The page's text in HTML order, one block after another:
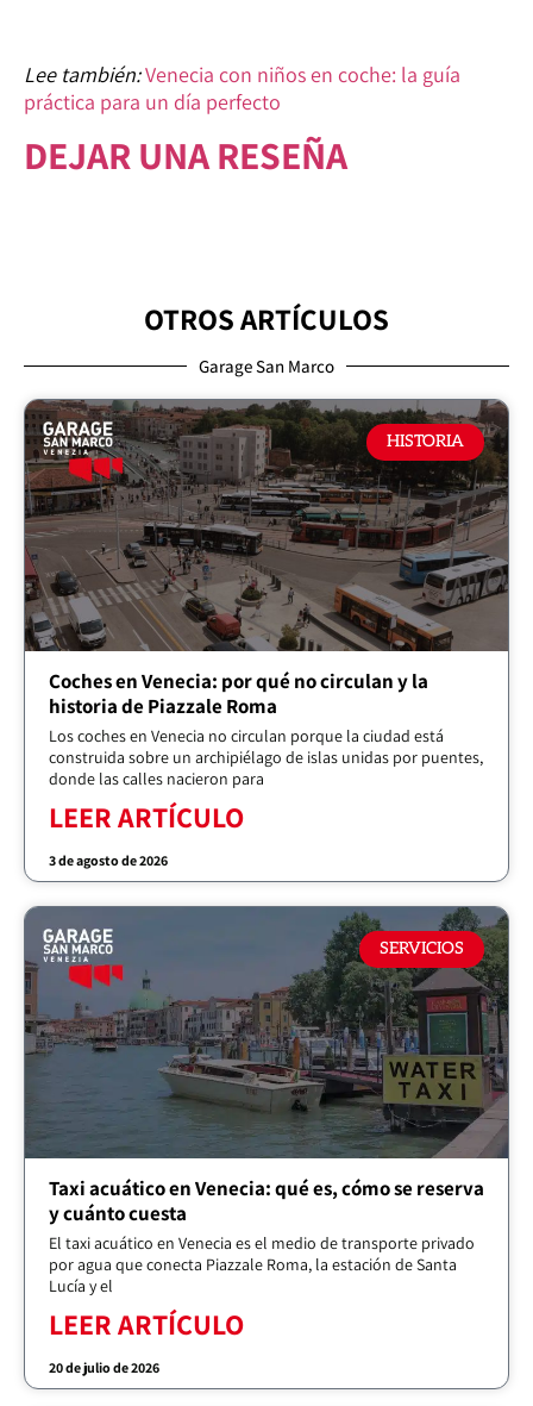
Lee también:Venecia con niños en coche: la guía
práctica para un día perfecto
DEJAR UNA RESEÑA
OTROS ARTÍCULOS
Garage San Marco
HISTORIA
Coches en Venecia: por qué no circulan y la
historia de Piazzale Roma
Los coches en Venecia no circulan porque la ciudad está
construida sobre un archipiélago de islas unidas por puentes,
donde las calles nacieron para
LEER ARTÍCULO
3 de agosto de 2026
SERVICIOS
Taxi acuático en Venecia: qué es, cómo se reserva
y cuánto cuesta
El taxi acuático en Venecia es el medio de transporte privado
por agua que conecta Piazzale Roma, la estación de Santa
Lucía y el
LEER ARTÍCULO
20 de julio de 2026